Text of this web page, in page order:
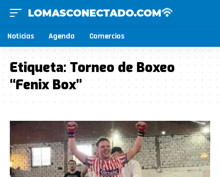
Noticias Agenda Comercios
Etiqueta:Torneo de Boxeo
“Fenix Box”